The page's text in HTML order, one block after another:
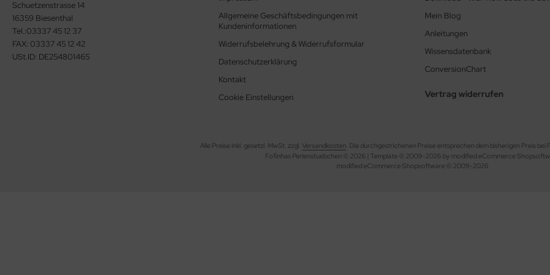
Schuetzenstrasse 14
16359 Biesenthal
Tel.:03337 45 12 37
FAX: 03337 45 12 42
USt.ID: DE254801465
Allgemeine Geschäftsbedingungen mit
Kundeninformationen
Widerrufsbelehrung & Widerrufsformular
Datenschutzerklärung
Kontakt
Cookie Einstellungen
Mein Blog
Anleitungen
Wissensdatenbank
ConversionChart
Vertrag widerrufen
Alle Preise inkl. gesetzl. MwSt. zzgl. Versandkosten. Die durchgestrichenen Preise entsprechen dem bisherigen Preis bei
Fofinhas Perlenstuebchen © 2026 | Template © 2009-2026 by modified eCommerce
mod ified eCommerce Shopsoftware © 2009-2026